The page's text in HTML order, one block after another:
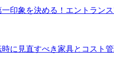
印象を決める！エントラン
に見直すべき家具とコスト